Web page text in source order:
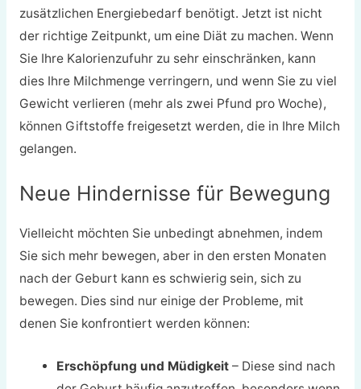
zusätzlichen Energiebedarf benötigt. Jetzt ist nicht
der richtige Zeitpunkt, um eine Diät zu machen. Wenn
Sie Ihre Kalorienzufuhr zu sehr einschränken, kann
dies Ihre Milchmenge verringern, und wenn Sie zu viel
Gewicht verlieren (mehr als zwei Pfund pro Woche),
können Giftstoffe freigesetzt werden, die in Ihre Milch
gelangen.
Neue Hindernisse für Bewegung
Vielleicht möchten Sie unbedingt abnehmen, indem
Sie sich mehr bewegen, aber in den ersten Monaten
nach der Geburt kann es schwierig sein, sich zu
bewegen. Dies sind nur einige der Probleme, mit
denen Sie konfrontiert werden können:
Erschöpfung und Müdigkeit – Diese sind nach